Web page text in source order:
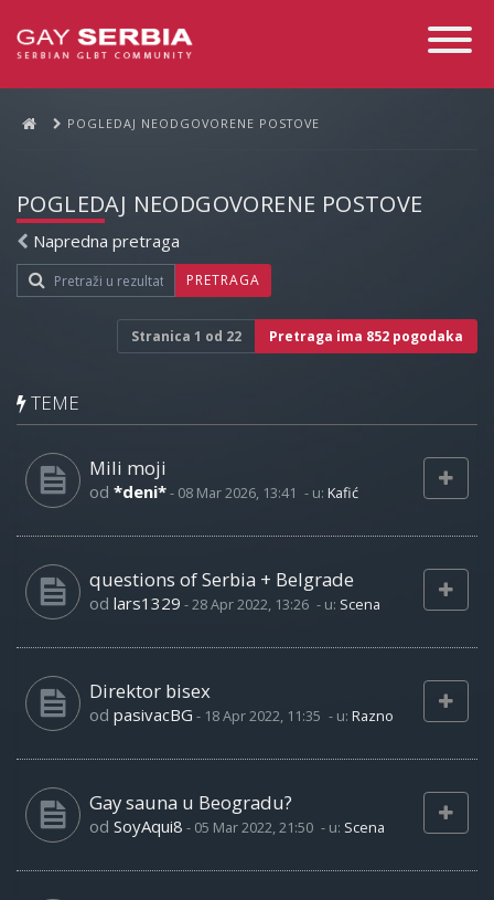
Toggle
POGLEDAJ NEODGOVORENE POSTOVE
POGLEDAJ NEODGOVORENE POSTOVE
Napredna pretraga
PRETRAGA
Stranica 1 od 22 Pretraga ima 852 pogodaka
TEME
Mili moji
od *deni*- 08 Mar 2026, 13:41 - u: Kafić
questions of Serbia + Belgrade
od lars1329 -28 Apr 2022, 13:26 - u: Scena
Direktor bisex
od pasivacBG - 18 Apr 2022, 11:35 - u: Razno
Gay sauna u Beogradu?
od SoyAqui8 - 05 Mar 2022, 21:50 - u: Scena